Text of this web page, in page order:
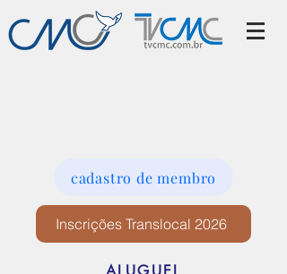
cadastro de membro
Inscrições Translocal 2026